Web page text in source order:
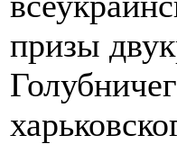
призы